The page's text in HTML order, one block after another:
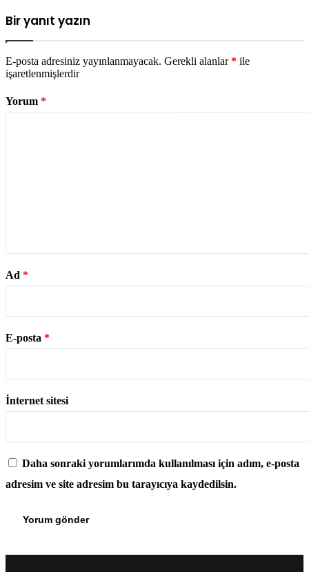
Bir yanıt yazın
E-posta adresiniz yayınlanmayacak. Gerekli alanlar * ile
işaretlenmişlerdir
Yorum *
Ad *
E-posta *
İnternet sitesi
Daha sonraki yorumlarımda kullanılması için adım, e-posta
adresim ve site adresim bu tarayıcıya kaydedilsin.